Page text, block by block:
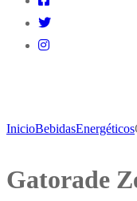
InicioBebidasEnergéticos
Gatorade